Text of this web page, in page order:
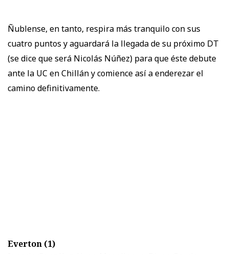
Ñublense, en tanto, respira más tranquilo con sus
cuatro puntos y aguardará la llegada de su próximo DT
(se dice que será Nicolás Núñez) para que éste debute
ante la UC en Chillán y comience así a enderezar el
camino definitivamente.
Everton (1)